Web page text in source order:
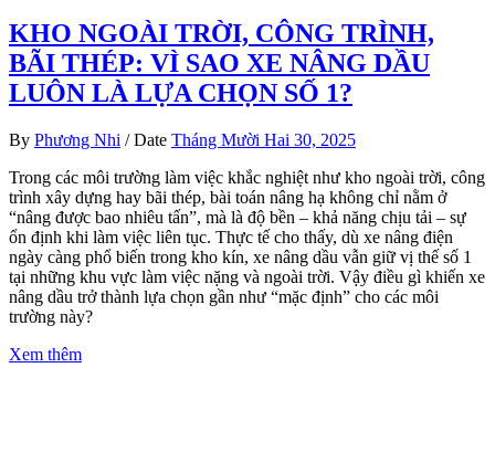
KHO NGOÀI TRỜI, CÔNG TRÌNH,
BÃI THÉP: VÌ SAO XE NÂNG DẦU
LUÔN LÀ LỰA CHỌN SỐ 1?
By Phương Nhi / Date Tháng Mười Hai 30, 2025
Trong các môi trường làm việc khắc nghiệt như kho ngoài trời, công
trình xây dựng hay bãi thép, bài toán nâng hạ không chỉ nằm ở
“nâng được bao nhiêu tấn”, mà là độ bền – khả năng chịu tải – sự
ổn định khi làm việc liên tục. Thực tế cho thấy, dù xe nâng điện
ngày càng phổ biến trong kho kín, xe nâng dầu vẫn giữ vị thế số 1
tại những khu vực làm việc nặng và ngoài trời. Vậy điều gì khiến xe
nâng dầu trở thành lựa chọn gần như “mặc định” cho các môi
trường này?
Xem thêm